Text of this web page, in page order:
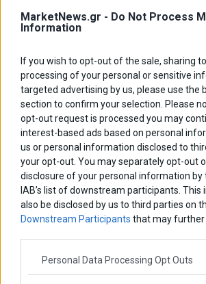
MarketNews.gr - Do Not Process
Information
If you wish to opt-out of the sale, sharing
processing of your personal or sensitive
targeted advertising by us, please use the
section to confirm your selection. Please
opt-out request is processed you may
interest-based ads based on personal
us or personal information disclosed to
your opt-out. You may separately opt-out
disclosure of your personal information by
IAB’s list of downstream participants.
also be disclosed by us to third parties on
Downstream Participants that may further
Personal Data Processing Opt Outs
ΑΡΘΡΟΓΡΑΦΟΙ
Ελευθερία Κούρταλη
Οι «τιμωροί» των ομολόγων
Εύη Φραγκάκη
Η αληθινή παιδεία ξεκινά από την
Σταματίνα Σταματάκου
Η βία κατά των ζώων δεν αντέχει